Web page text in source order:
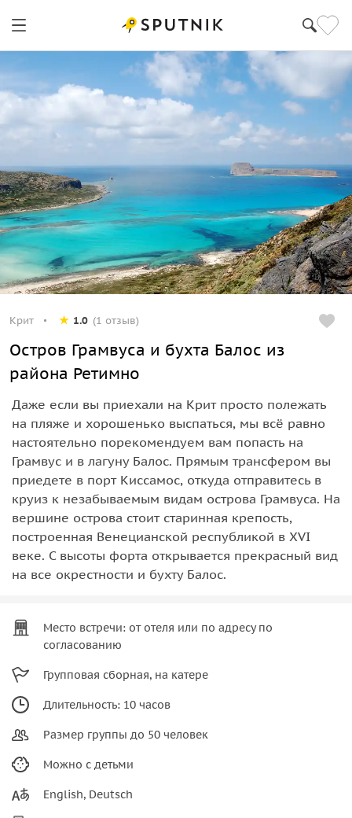
Крит 1.0 (1 отзыв)
Остров Грамвуса и бухта Балос из
района Ретимно
Даже если вы приехали на Крит просто полежать
на пляже и хорошенько выспаться, мы всё равно
настоятельно порекомендуем вам попасть на
Грамвус и в лагуну Балос. Прямым трансфером вы
приедете в порт Киссамос, откуда отправитесь в
круиз к незабываемым видам острова Грамвуса. На
вершине острова стоит старинная крепость,
построенная Венецианской республикой в XVI
веке. С высоты форта открывается прекрасный вид
на все окрестности и бухту Балос.
Место встречи: от отеля или по адресу по
согласованию
Групповая сборная, на катере
Длительность: 10 часов
Размер группы до 50 человек
Можно с детьми
English, Deutsch